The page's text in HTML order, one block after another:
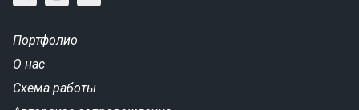
Портфолио
О нас
Схема работы